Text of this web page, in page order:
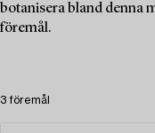
botanisera bland denna
föremål.
3 föremål